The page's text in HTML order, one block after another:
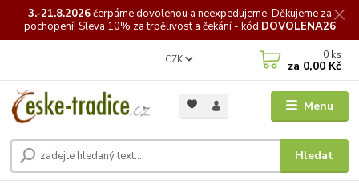
3.-21.8.2026čerpámedovolenou a neexpedujeme. Děkujeme za
pochopení! Sleva 10% za trpělivost a čekání - kód DOVOLENA26
Menu
CZK
Hledat
0 ks
za 0,00 Kč